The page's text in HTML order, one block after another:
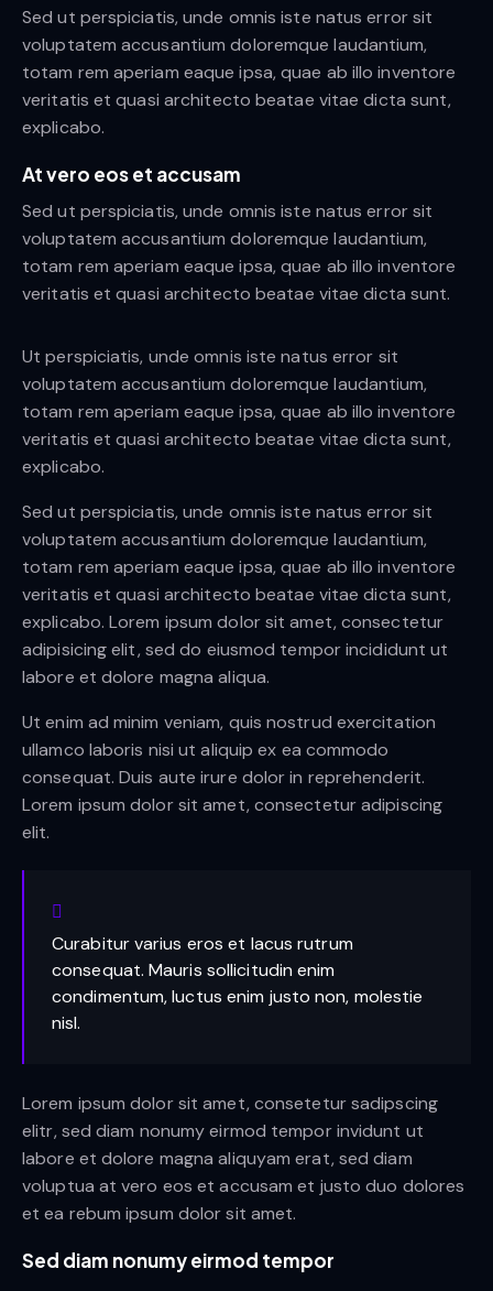
Sed ut perspiciatis, unde omnis iste natus error sit
voluptatem accusantium doloremque laudantium,
totam rem aperiam eaque ipsa, quae ab illo inventore
veritatis et quasi architecto beatae vitae dicta sunt,
explicabo.
At vero eos et accusam
Sed ut perspiciatis, unde omnis iste natus error sit
voluptatem accusantium doloremque laudantium,
totam rem aperiam eaque ipsa, quae ab illo inventore
veritatis et quasi architecto beatae vitae dicta sunt.
Ut perspiciatis, unde omnis iste natus error sit
voluptatem accusantium doloremque laudantium,
totam rem aperiam eaque ipsa, quae ab illo inventore
veritatis et quasi architecto beatae vitae dicta sunt,
explicabo.
Sed ut perspiciatis, unde omnis iste natus error sit
voluptatem accusantium doloremque laudantium,
totam rem aperiam eaque ipsa, quae ab illo inventore
veritatis et quasi architecto beatae vitae dicta sunt,
explicabo. Lorem ipsum dolor sit amet, consectetur
adipisicing elit, sed do eiusmod tempor incididunt ut
labore et dolore magna aliqua.
Ut enim ad minim veniam, quis nostrud exercitation
ullamco laboris nisi ut aliquip ex ea commodo
consequat. Duis aute irure dolor in reprehenderit.
Lorem ipsum dolor sit amet, consectetur adipiscing
elit.
Curabitur varius eros et lacus rutrum
consequat. Mauris sollicitudin enim
condimentum, luctus enim justo non, molestie
nisl.
Lorem ipsum dolor sit amet, consetetur sadipscing
elitr, sed diam nonumy eirmod tempor invidunt ut
labore et dolore magna aliquyam erat, sed diam
voluptua at vero eos et accusam et justo duo dolores
et ea rebum ipsum dolor sit amet.
Sed diam nonumy eirmod tempor